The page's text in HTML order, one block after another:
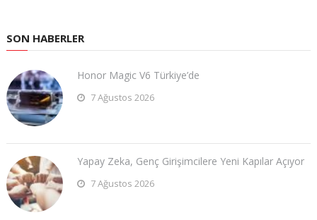
SON HABERLER
Honor Magic V6 Türkiye’de
7 Ağustos 2026
Yapay Zeka, Genç Girişimcilere Yeni Kapılar Açıyor
7 Ağustos 2026